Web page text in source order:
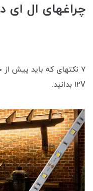
چراغ‎های ال ای دی ریسه‎ای 12V بدانید.
12V بدانید.